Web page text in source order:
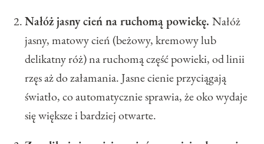
Nałóż jasny cień na ruchomą powiekę. Nałóż
jasny, matowy cień (beżowy, kremowy lub
delikatny róż) na ruchomą część powieki, od linii
rzęs aż do załamania. Jasne cienie przyciągają
światło, co automatycznie sprawia, że oko wydaje
się większe i bardziej otwarte.